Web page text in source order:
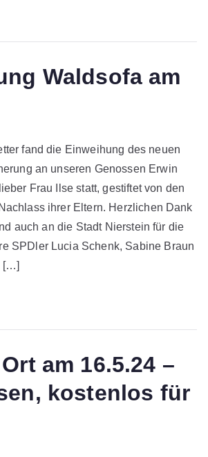
Waldsofa am
fand die Einweihung des neuen
an unseren Genossen Erwin
Frau Ilse statt, gestiftet von den
ihrer Eltern. Herzlichen Dank
auch an die Stadt Nierstein für die
SPDler Lucia Schenk, Sabine Braun
[…]
am 16.5.24 –
kostenlos für